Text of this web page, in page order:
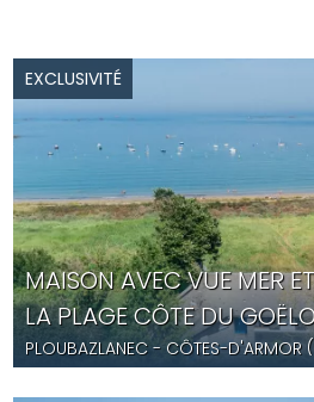
MAISON AVEC VUE MER
LA PLAGE CÔTE DU
PLOUBAZLANEC - CÔTES-
YD5644
EXCLUSIVITÉ